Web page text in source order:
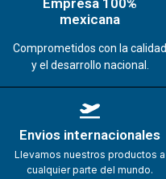
Empresa 100%
mexicana
Comprometidos con la calidad
y el desarrollo nacional.
Envios internacionales
Llevamos nuestros productos a
cualquier parte del mundo.